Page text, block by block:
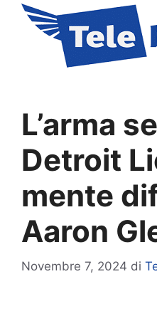
contenuto
L’arma
Detroit
mente
Aaron
Novembre 7, 2024 di